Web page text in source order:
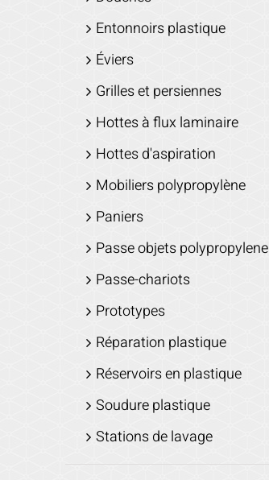
Entonnoirs plastique
Éviers
Grilles et persiennes
Hottes à flux laminaire
Hottes d'aspiration
Mobiliers polypropylène
Paniers
Passe objets polypropylene
Passe-chariots
Prototypes
Réparation plastique
Réservoirs en plastique
Soudure plastique
Stations de lavage